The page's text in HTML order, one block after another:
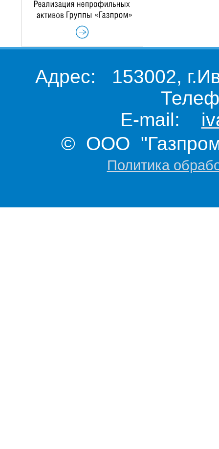
Адрес: 153002,
E-mail:
© ООО "Газпром
Политика